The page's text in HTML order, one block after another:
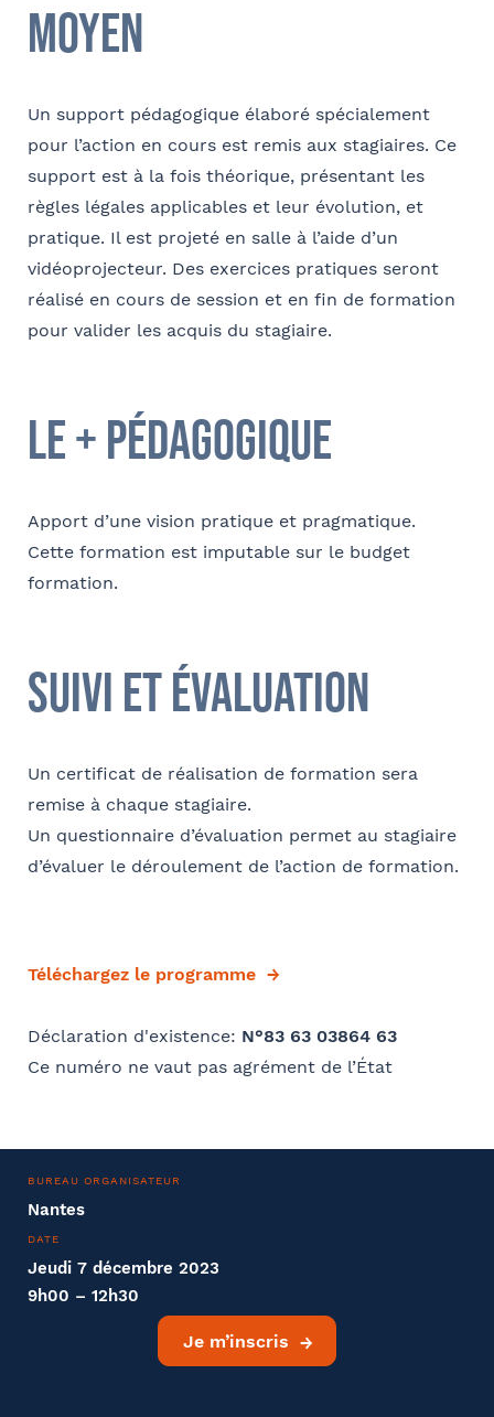
Moyen
Un support pédagogique élaboré spécialement
pour l’action en cours est remis aux stagiaires. Ce
support est à la fois théorique, présentant les
règles légales applicables et leur évolution, et
pratique. Il est projeté en salle à l’aide d’un
vidéoprojecteur. Des exercices pratiques seront
réalisé en cours de session et en fin de formation
pour valider les acquis du stagiaire.
le + pédagogique
Apport d’une vision pratique et pragmatique.
Cette formation est imputable sur le budget
formation.
suivi et évaluation
Un certificat de réalisation de formation sera
remise à chaque stagiaire.
Un questionnaire d’évaluation permet au stagiaire
d’évaluer le déroulement de l’action de formation.
Téléchargez le programme
Déclaration d'existence: N°83 63 03864 63
Ce numéro ne vaut pas agrément de l’État
BUREAU ORGANISATEUR
Nantes
DATE
Jeudi 7 décembre 2023
9h00 – 12h30
Je m’inscris
E-mail
Bureau formateur
Commentaire- FACULTATIF
Conformément à la loi « informatique et libertés » du 6 janvier 1978
modifiée en 2004, vous bénéficiez d’un droit d’accès et de
avocats.com